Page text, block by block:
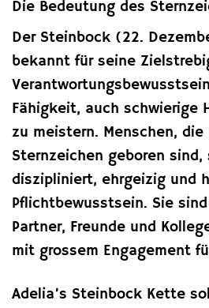
Die Bedeutung des
Der Steinbock (22.
bekannt für seine
Fähigkeit, auch schwierige
zu meistern. Menschen,
Sternzeichen geboren
diszipliniert, ehrgeizig und
Pflichtbewusstsein. Sie
Partner, Freunde und
mit grossem Engagement
Adelia’s Steinbock Kette